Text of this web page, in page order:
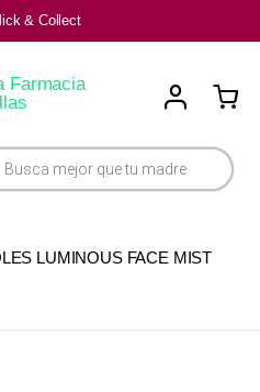
& Collect
LUMINOUS FACE MIST